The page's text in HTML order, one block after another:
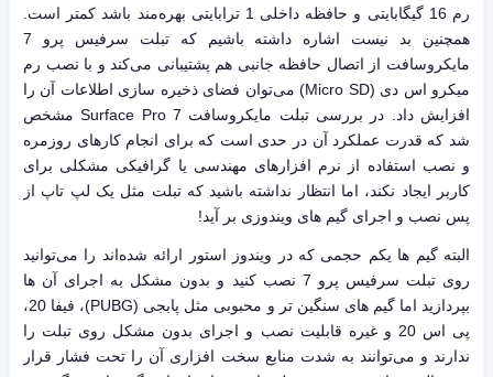
رم 16 گیگابایتی و حافظه داخلی 1 ترابایتی بهره‌مند باشد کمتر است.
همچنین بد نیست اشاره داشته باشیم که تبلت سرفیس پرو 7
مایکروسافت از اتصال حافظه جانبی هم پشتیبانی می‌کند و با نصب رم
میکرو اس دی (Micro SD) می‌توان فضای ذخیره سازی اطلاعات آن را
افزایش داد. در بررسی تبلت مایکروسافت Surface Pro 7 مشخص
شد که قدرت عملکرد آن در حدی است که برای انجام کارهای روزمره
و نصب استفاده از نرم افزارهای مهندسی یا گرافیکی مشکلی برای
کاربر ایجاد نکند، اما انتظار نداشته باشید که تبلت مثل یک لپ تاپ از
پس نصب و اجرای گیم های ویندوزی بر آید!
البته گیم ها یکم حجمی که در ویندوز استور ارائه شده‌اند را می‌توانید
روی تبلت سرفیس پرو 7 نصب کنید و بدون مشکل به اجرای آن ها
بپردازید اما گیم های سنگین تر و محبوبی مثل پابجی (PUBG)، فیفا 20،
پی اس 20 و غیره قابلیت نصب و اجرای بدون مشکل روی تبلت را
ندارند و می‌توانند به شدت منابع سخت افزاری آن را تحت فشار قرار